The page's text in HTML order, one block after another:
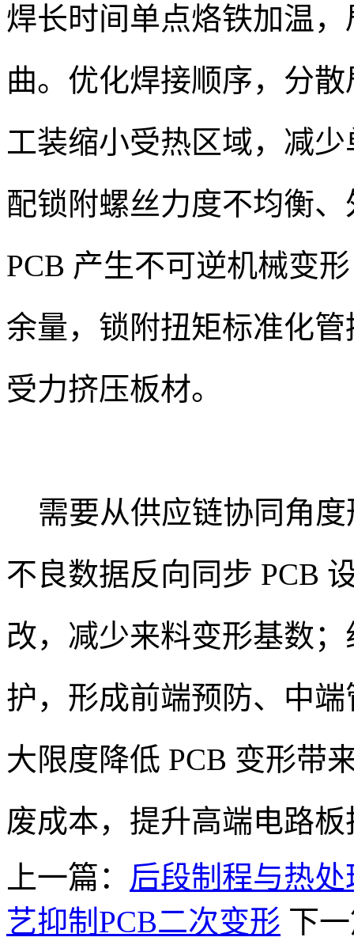
焊长时间单点烙铁加温
曲。优化焊接顺序，分
工装缩小受热区域，减
配锁附螺丝力度不均衡
PCB 产生不可逆机械变
余量，锁附扭矩标准化
受力挤压板材。
需要从供应链协同角度
不良数据反向同步 PCB
改，减少来料变形基数
护，形成前端预防、中
大限度降低 PCB 变形带
废成本，提升高端电路
上一篇： 后段制程与热
艺抑制PCB二次变形 下